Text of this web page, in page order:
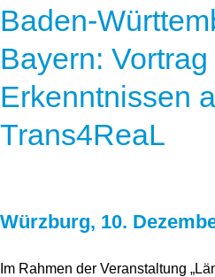
Baden-
Bayern: Vortrag
Erkenntnissen
Trans4ReaL
Würzburg, 10.
Im Rahmen der Veranstaltung